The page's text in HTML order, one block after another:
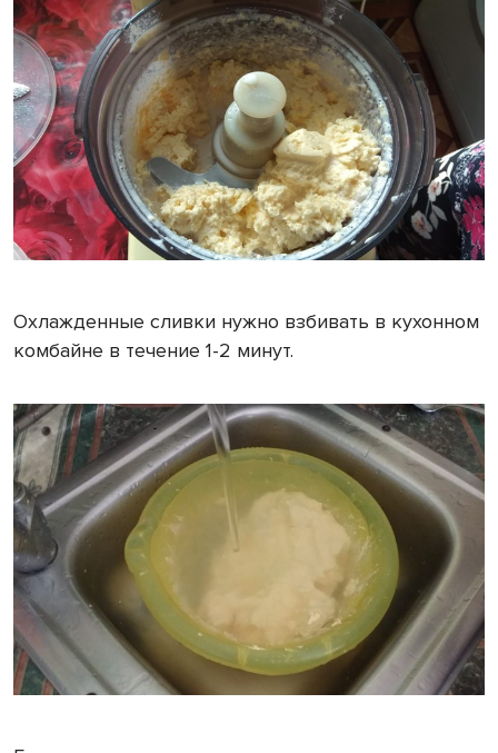
Охлажденные сливки нужно взбивать в кухонном
комбайне в течение 1-2 минут.